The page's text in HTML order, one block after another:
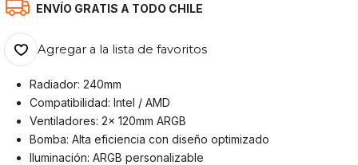
ENVÍO GRATIS A TODO CHILE
Agregar a la lista de favoritos
Radiador: 240mm
Compatibilidad: Intel / AMD
Ventiladores: 2x 120mm ARGB
Bomba: Alta eficiencia con diseño optimizado
Iluminación: ARGB personalizable